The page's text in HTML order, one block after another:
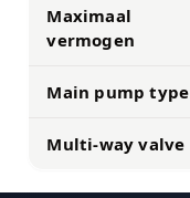
Maximaal
vermogen
Main pump type
Multi-way valve